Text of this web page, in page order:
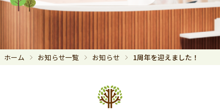
ホーム お知らせ一覧 お知らせ 1周年を迎えました！